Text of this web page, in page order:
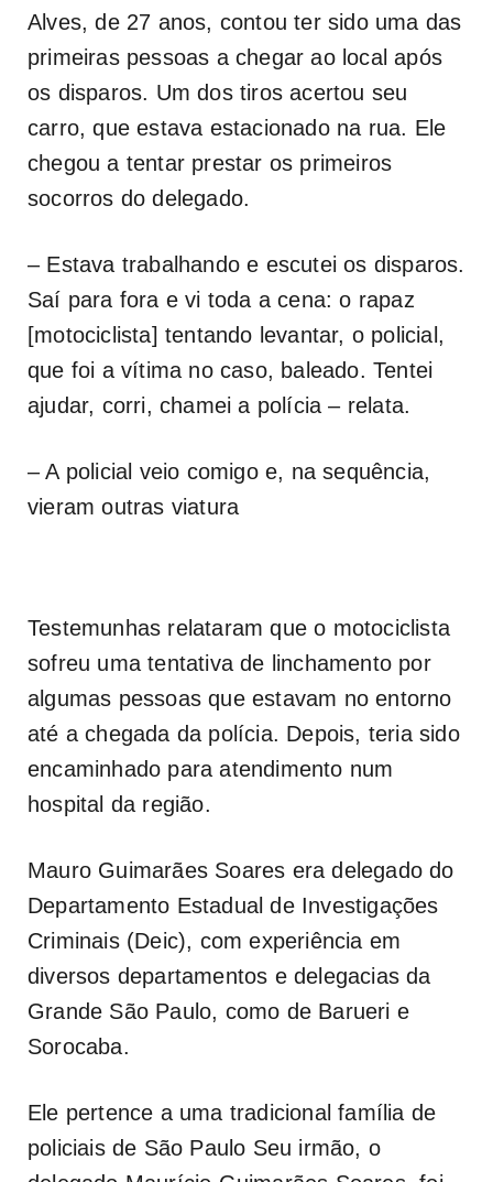
Alves, de 27 anos, contou ter sido uma das
primeiras pessoas a chegar ao local após
os disparos. Um dos tiros acertou seu
carro, que estava estacionado na rua. Ele
chegou a tentar prestar os primeiros
socorros do delegado.
– Estava trabalhando e escutei os disparos.
Saí para fora e vi toda a cena: o rapaz
[motociclista] tentando levantar, o policial,
que foi a vítima no caso, baleado. Tentei
ajudar, corri, chamei a polícia – relata.
– A policial veio comigo e, na sequência,
vieram outras viatura
Testemunhas relataram que o motociclista
sofreu uma tentativa de linchamento por
algumas pessoas que estavam no entorno
até a chegada da polícia. Depois, teria sido
encaminhado para atendimento num
hospital da região.
Mauro Guimarães Soares era delegado do
Departamento Estadual de Investigações
Criminais (Deic), com experiência em
diversos departamentos e delegacias da
Grande São Paulo, como de Barueri e
Sorocaba.
Ele pertence a uma tradicional família de
policiais de São Paulo Seu irmão, o